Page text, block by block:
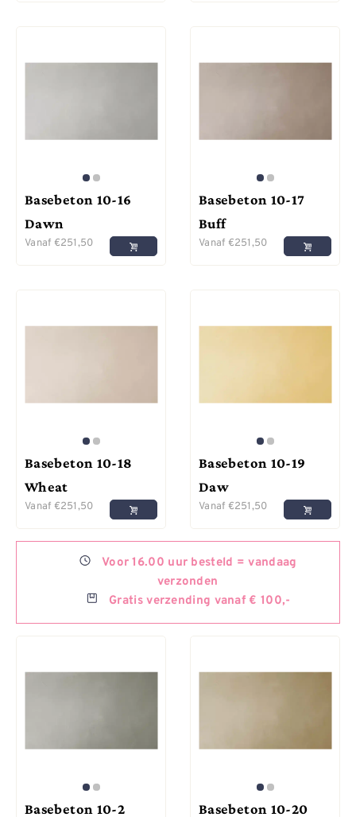
Basebeton 10-16
Dawn
Vanaf €251,50
Basebeton 10-17
Buff
Vanaf €251,50
Basebeton 10-18
Wheat
Vanaf €251,50
Basebeton 10-19
Daw
Vanaf €251,50
Voor 16.00 uur besteld =vandaag
verzonden
Gratisverzending vanaf € 100,-
Basebeton 10-2 Basebeton 10-20